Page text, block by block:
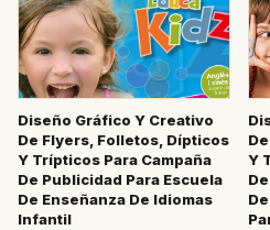
Diseño Gráfico Y Creativo
De Flyers, Folletos, Dípticos
Y Trípticos Para Campaña
De Publicidad Para Escuela
De Enseñanza De Idiomas
Infantil
Y